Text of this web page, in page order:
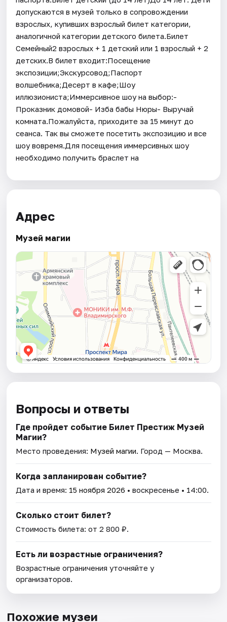
допускаются в музей только в сопровождении
взрослых, купивших взрослый билет категории,
аналогичной категории детского билета.Билет
Семейный2 взрослых + 1 детский или 1 взрослый + 2
детских.В билет входит:Посещение
экспозиции;Экскурсовод;Паспорт
волшебника;Десерт в кафе;Шоу
иллюзиониста;Иммерсивное шоу на выбор:-
Проказник домовой- Изба бабы Нюры- Выручай
комната.Пожалуйста, приходите за 15 минут до
сеанса. Так вы сможете посетить экспозицию и все
шоу вовремя.Для посещения иммерсивных шоу
необходимо получить браслет на
Адрес
Музей магии
Вопросы и ответы
Где пройдет событие Билет Престиж Музей
Магии?
Место проведения: Музей магии. Город — Москва.
Когда запланирован событие?
Дата и время: 15 ноября 2026 • воскресенье • 14:00.
Сколько стоит билет?
Стоимость билета: от 2 800 ₽.
Есть ли возрастные ограничения?
Возрастные ограничения уточняйте у
организаторов.
Похожие музеи